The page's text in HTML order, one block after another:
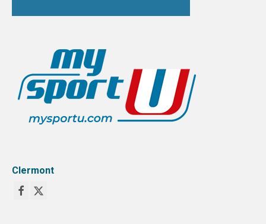
LOCATION MATÉRIEL
SPORTS COLLECTIFS
REGION & INTER-LIGUES
ACADEMIE CLERMONT
SPORTS INDIVIDUELS
Clermont